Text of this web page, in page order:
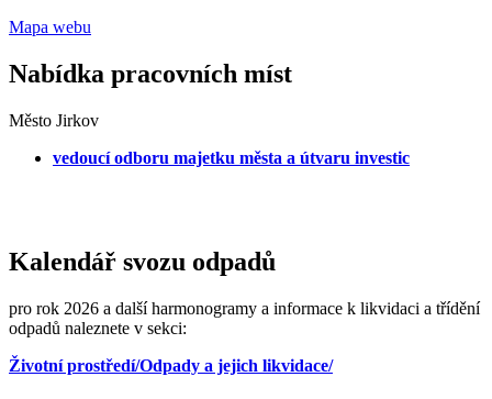
Mapa webu
Nabídka pracovních míst
Město Jirkov
vedoucí odboru majetku města a útvaru investic
Kalendář svozu odpadů
pro rok 2026 a další harmonogramy a informace k likvidaci a třídění
odpadů naleznete v sekci:
Životní prostředí/Odpady a jejich likvidace/